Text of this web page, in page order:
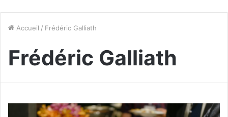
Accueil / Frédéric Galliath
Frédéric Galliath